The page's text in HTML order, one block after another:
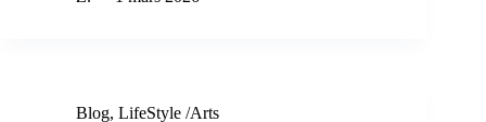
Blog, LifeStyle /Arts